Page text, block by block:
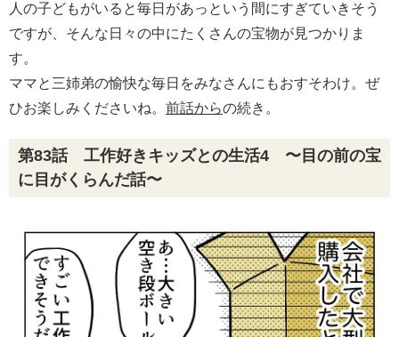
人の子どもがいると毎日があっという間にすぎていきそう
ですが、そんな日々の中にたくさんの宝物が見つかりま
す。
ママと三姉弟の愉快な毎日をみなさんにもおすそわけ。ぜ
ひお楽しみくださいね。 前話からの続き。
第83話 工作好きキッズとの生活4 〜目の前の宝
に目がくらんだ話〜